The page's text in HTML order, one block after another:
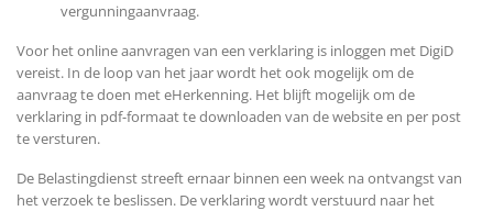
vergunningaanvraag.
Voor het online aanvragen van een verklaring is inloggen met DigiD
vereist. In de loop van het jaar wordt het ook mogelijk om de
aanvraag te doen met eHerkenning. Het blijft mogelijk om de
verklaring in pdf-formaat te downloaden van de website en per post
te versturen.
De Belastingdienst streeft ernaar binnen een week na ontvangst van
het verzoek te beslissen. De verklaring wordt verstuurd naar het